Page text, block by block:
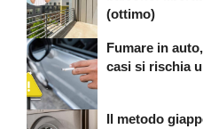
(ottimo)
Fumare in
casi si rischia
Il metodo